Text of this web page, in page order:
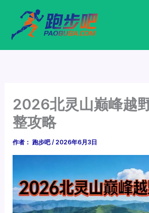
2026北灵山巅峰越
整攻略
作者： 跑步吧/ 2026年6月3日